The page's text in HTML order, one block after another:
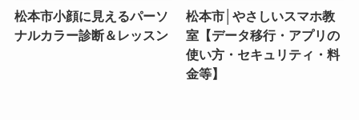
松本市小顔に見えるパーソ
ナルカラー診断＆レッスン
松本市│やさしいスマホ教
室【データ移行・アプリの
使い方・セキュリティ・料
金等】